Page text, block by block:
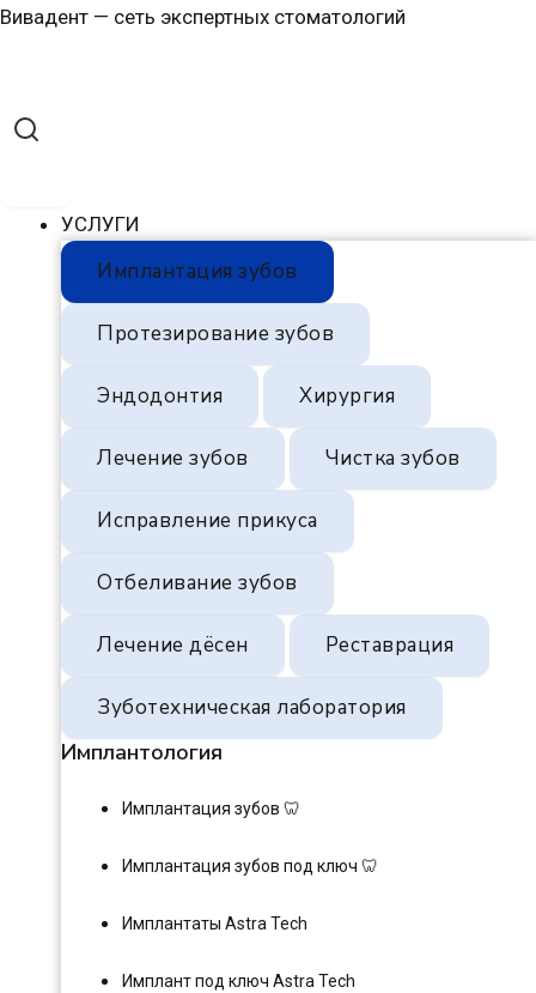
Перейти
Вивадент — сеть экспертных стоматологий
УСЛУГИ
Имплантация зубов
Протезирование зубов
Эндодонтия Хирургия
Лечение зубов Чистка зубов
Исправление прикуса
Отбеливание зубов
Лечение дёсен Реставрация
Зуботехническая лаборатория
Имплантология
Имплантация зубов 🦷
Имплантация зубов под ключ 🦷
Имплантаты Astra Tech
Имплант под ключ Astra Tech